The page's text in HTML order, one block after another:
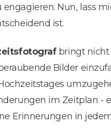
Nun, lass
ist.
bringt nicht
Bilder
im Zeitplan -
Erinnerungen in